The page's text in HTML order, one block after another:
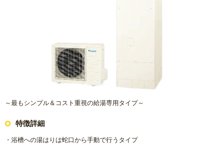
～最もシンプル＆コスト重視の給湯専用タイプ～
特徴詳細
・浴槽への湯はりは蛇口から手動で行うタイプ